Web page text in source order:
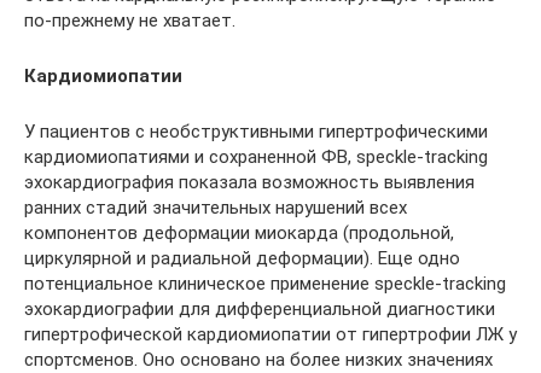
по-прежнему не хватает.
Кардиомиопатии
У пациентов с необструктивными гипертрофическими
кардиомиопатиями и сохраненной ФВ, speckle-tracking
эхокардиография показала возможность выявления
ранних стадий значительных нарушений всех
компонентов деформации миокарда (продольной,
циркулярной и радиальной деформации). Еще одно
потенциальное клиническое применение speckle-tracking
эхокардиографии для дифференциальной диагностики
гипертрофической кардиомиопатии от гипертрофии ЛЖ у
спортсменов. Оно основано на более низких значениях